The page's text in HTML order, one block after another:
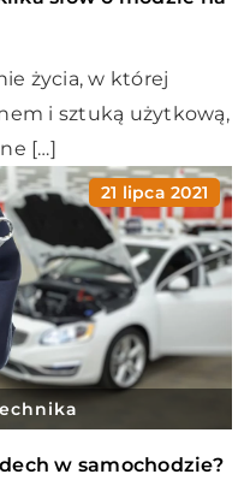
życia, w której
i sztuką użytkową,
[…]
21 lipca 2021
w samochodzie?